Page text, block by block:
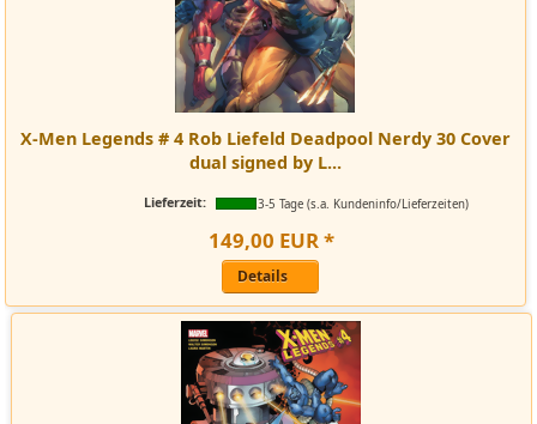
X-Men Legends # 4 Rob Liefeld Deadpool Nerdy 30 Cover
dual signed by L...
Lieferzeit: 3-5 Tage (s.a. Kundeninfo/Lieferzeiten)
149,00 EUR*
Details